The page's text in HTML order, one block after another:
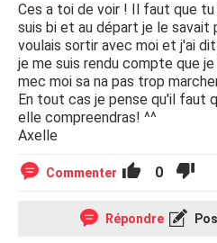
Ces a toi de voir ! Il faut que
suis bi et au départ je le savait
voulais sortir avec moi et j'ai
je me suis rendu compte que
mec moi sa na pas trop
En tout cas je pense qu'il faut
elle compreendras! ^^
Axelle
Commenter 0
Répondre